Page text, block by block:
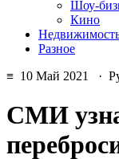
Шоу-
Кино
Разное
≡ 10 Май 2021 ·
СМИ